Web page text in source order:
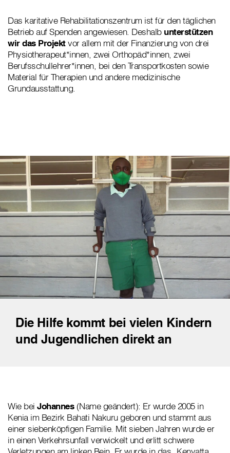
Das karitative Rehabilitationszentrum ist für den täglichen
Betrieb auf Spenden angewiesen. Deshalb unterstützen
wir das Projektvor allem mit der Finanzierung von drei
Physiotherapeut*innen, zwei Orthopäd*innen, zwei
Berufsschullehrer*innen, bei den Transportkosten sowie
Material für Therapien und andere medizinische
Grundausstattung.
Die Hilfe kommt bei vielen Kindern
und Jugendlichen direkt an
Wie bei Johannes(Name geändert): Er wurde 2005 in
Kenia im Bezirk Bahati Nakuru geboren und stammt aus
einer siebenköpfigen Familie. Mit sieben Jahren wurde er
in einen Verkehrsunfall verwickelt und erlitt schwere